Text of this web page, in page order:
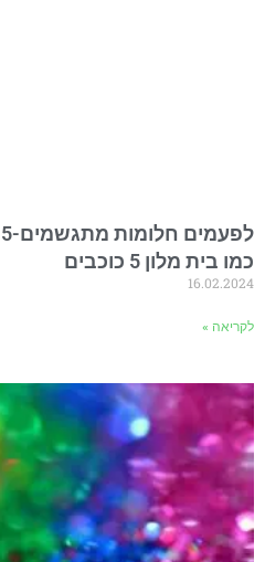
כמו בית מלון 5 כוכבים
16.02.2024
לקריאה »